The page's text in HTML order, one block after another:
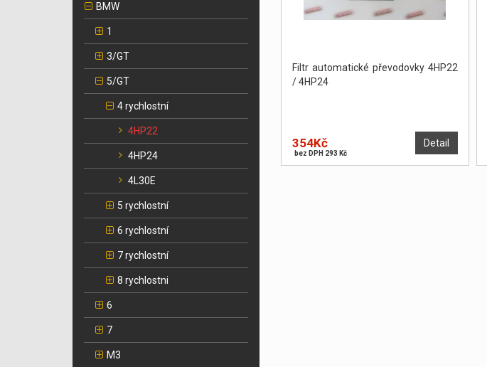
BMW
1
3/GT
5/GT
4 rychlostní
4HP22
4HP24
4L30E
5 rychlostní
6 rychlostní
7 rychlostní
8 rychlostni
6
7
M3
Filtr automatické převodovky 4HP22
/ 4HP24
Detail
354Kč
bez DPH 293 Kč